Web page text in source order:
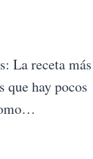
La receta más
que hay pocos